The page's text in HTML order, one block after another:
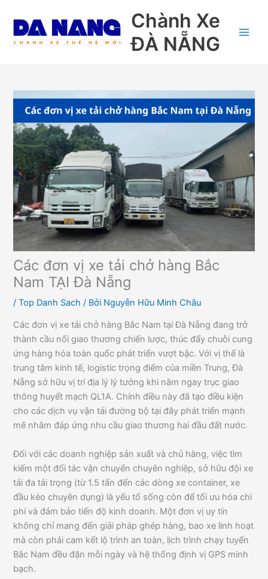
Chành Xe
ĐÀ NẴNG
Các đơn vị xe tải chở hàng Bắc
Nam TẠI Đà Nẵng
/Top Danh Sach / Bởi Nguyễn Hữu Minh Châu
Các đơn vị xe tải chở hàng Bắc Nam tại Đà Nẵng đang trở
thành cầu nối giao thương chiến lược, thúc đẩy chuỗi cung
ứng hàng hóa toàn quốc phát triển vượt bậc. Với vị thế là
trung tâm kinh tế, logistic trọng điểm của miền Trung, Đà
Nẵng sở hữu vị trí địa lý lý tưởng khi nằm ngay trục giao
thông huyết mạch QL1A. Chính điều này đã tạo điều kiện
cho các dịch vụ vận tải đường bộ tại đây phát triển mạnh
mẽ nhằm đáp ứng nhu cầu giao thương hai đầu đất nước.
Đối với các doanh nghiệp sản xuất và chủ hàng, việc tìm
kiếm một đối tác vận chuyển chuyên nghiệp, sở hữu đội xe
tải đa tải trọng (từ 1.5 tấn đến các dòng xe container, xe
đầu kéo chuyên dụng) là yếu tố sống còn để tối ưu hóa chi
phí và đảm bảo tiến độ kinh doanh. Một đơn vị uy tín
không chỉ mang đến giải pháp ghép hàng, bao xe linh hoạt
mà còn phải cam kết lộ trình an toàn, lịch trình chạy tuyến
Bắc Nam đều đặn mỗi ngày và hệ thống định vị GPS minh
bạch.